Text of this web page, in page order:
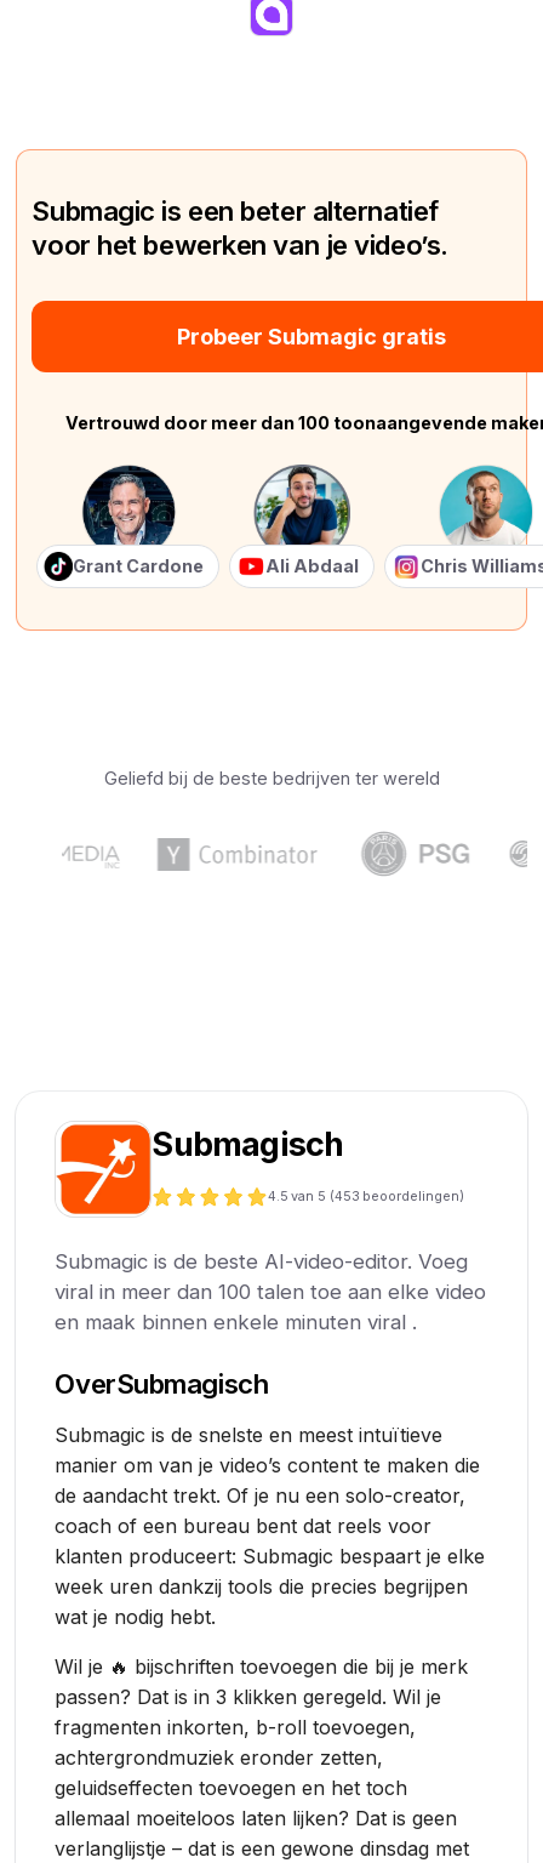
Submagic is een beter alternatief
voor het bewerken van je video’s.
Probeer Submagic gratis
Vertrouwd door meer dan 100 toonaangevende
Grant Cardone Ali Abdaal Chris
Geliefd bij de beste bedrijven ter wereld
Submagisch
4.5 van 5 (453 beoordelingen)
Submagic is de beste AI-video-editor. Voeg
viral in meer dan 100 talen toe aan elke video
en maak binnen enkele minuten viral .
OverSubmagisch
Submagic is de snelste en meest intuïtieve
manier om van je video’s content te maken die
de aandacht trekt. Of je nu een solo-creator,
coach of een bureau bent dat reels voor
klanten produceert: Submagic bespaart je elke
week uren dankzij tools die precies begrijpen
wat je nodig hebt.
Wil je 🔥 bijschriften toevoegen die bij je merk
passen? Dat is in 3 klikken geregeld. Wil je
fragmenten inkorten, b-roll toevoegen,
achtergrondmuziek eronder zetten,
geluidseffecten toevoegen en het toch
allemaal moeiteloos laten lijken? Dat is geen
verlanglijstje – dat is een gewone dinsdag met